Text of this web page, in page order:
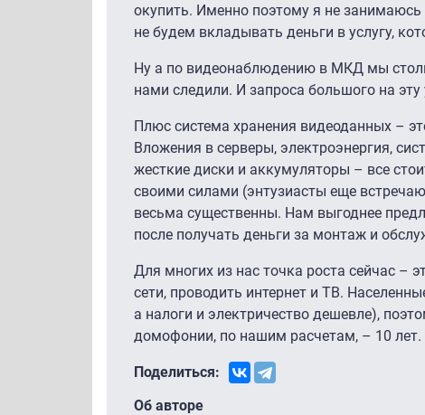
окупить. Именно поэтому я не
не будем вкладывать деньги в услугу,
Ну а по видеонаблюдению в МКД мы
нами следили. И запроса большого на эту
Плюс система хранения видеоданных –
Вложения в серверы, электроэнергия,
жесткие диски и аккумуляторы – все
своими силами (энтузиасты еще
весьма существенны. Нам выгоднее
после получать деньги за монтаж и
Для многих из нас точка роста сейчас –
сети, проводить интернет и ТВ.
а налоги и электричество дешевле),
домофонии, по нашим расчетам, – 10 лет.
Поделиться:
Об авторе